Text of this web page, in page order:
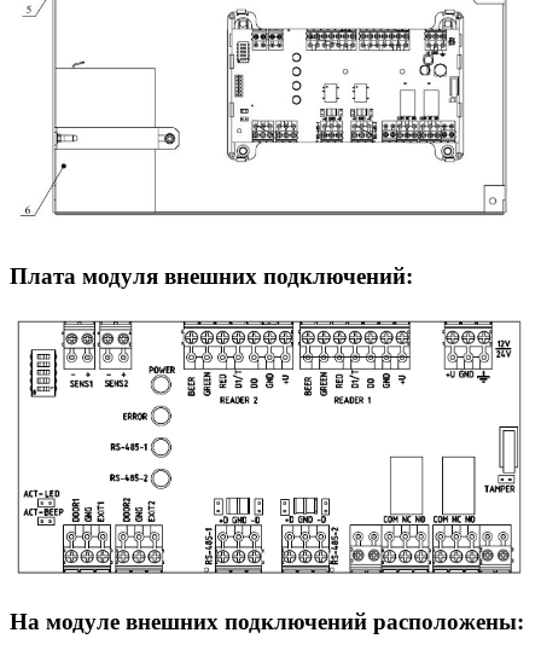
Плата модуля внешних подключений:
На модуле внешних подключений расположены: